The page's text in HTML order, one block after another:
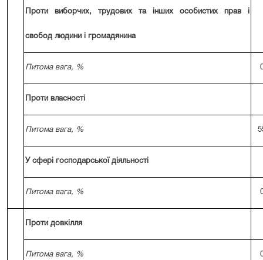
Проти виборчих, трудових та інших особистих прав і
свобод людини і громадянина
Питома вага, %
Проти власності
Питома вага, %
У сфері господарської діяльності
Питома вага, %
Проти довкілля
Питома вага, %